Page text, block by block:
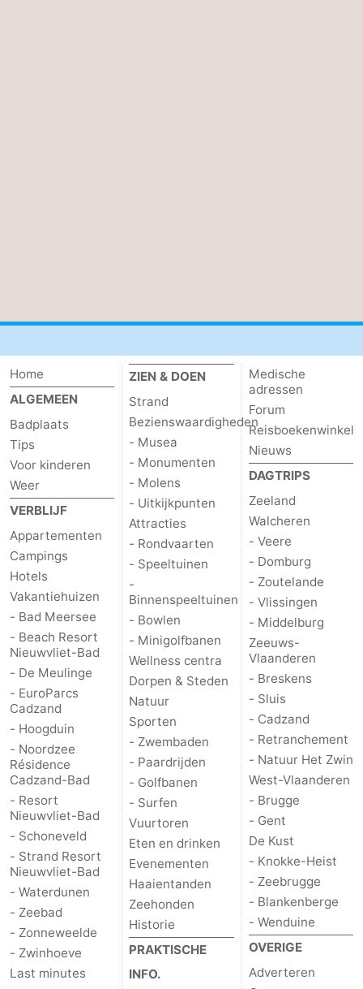
Home
ALGEMEEN
Badplaats
Tips
Voor kinderen
Weer
VERBLIJF
Appartementen
Campings
Hotels
Vakantiehuizen
- Bad Meersee
- Beach Resort
Nieuwvliet-Bad
- De Meulinge
- EuroParcs
Cadzand
- Hoogduin
- Noordzee
Résidence
Cadzand-Bad
- Resort
Nieuwvliet-Bad
- Schoneveld
- Strand Resort
Nieuwvliet-Bad
- Waterdunen
- Zeebad
- Zonneweelde
- Zwinhoeve
Last minutes
ZIEN & DOEN
Strand
Bezienswaardigheden
- Musea
- Monumenten
- Molens
- Uitkijkpunten
Attracties
- Rondvaarten
- Speeltuinen
-
Binnenspeeltuinen
- Bowlen
- Minigolfbanen
Wellness centra
Dorpen & Steden
Natuur
Sporten
- Zwembaden
- Paardrijden
- Golfbanen
- Surfen
Vuurtoren
Eten en drinken
Evenementen
Haaientanden
Zeehonden
Historie
PRAKTISCHE
INFO.
Medische
adressen
Forum
Reisboekenwinkel
Nieuws
DAGTRIPS
Zeeland
Walcheren
- Veere
- Domburg
- Zoutelande
- Vlissingen
- Middelburg
Zeeuws-
Vlaanderen
- Breskens
- Sluis
- Cadzand
- Retranchement
- Natuur Het Zwin
West-Vlaanderen
- Brugge
- Gent
De Kust
- Knokke-Heist
- Zeebrugge
- Blankenberge
- Wenduine
OVERIGE
Adverteren